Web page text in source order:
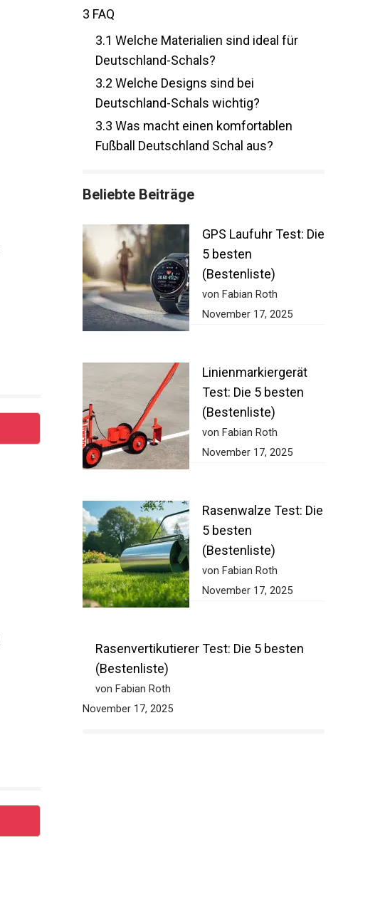
FAQ
3.1Welche Materialien sind ideal für
Deutschland-Schals?
3.2Welche Designs sind bei
Deutschland-Schals wichtig?
3.3Was macht einen komfortablen
Fußball Deutschland Schal aus?
Beliebte Beiträge
GPS Laufuhr Test:
Die 5 besten
(Bestenliste)
von Fabian Roth
November 17, 2025
Linienmarkiergerät
Test: Die 5 besten
(Bestenliste)
von Fabian Roth
November 17, 2025
Rasenwalze Test:
Die 5 besten
(Bestenliste)
von Fabian Roth
November 17, 2025
Rasenvertikutierer Test: Die 5 besten
(Bestenliste)
von Fabian Roth
November 17, 2025